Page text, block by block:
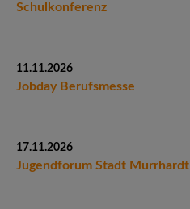
Schulkonferenz
11.11.2026
Jobday Berufsmesse
17.11.2026
Jugendforum Stadt Murrhardt